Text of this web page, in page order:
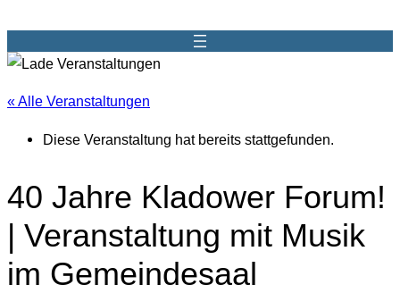
« Alle Veranstaltungen
Diese Veranstaltung hat bereits stattgefunden.
40 Jahre Kladower Forum!
| Veranstaltung mit Musik
im Gemeindesaal